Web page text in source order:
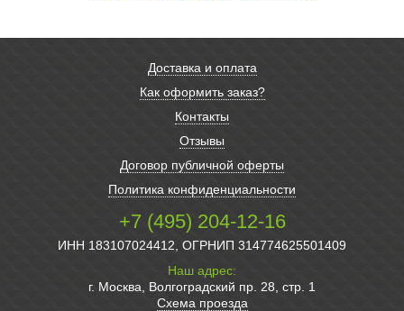
Доставка и оплата
Как оформить заказ?
Контакты
Отзывы
Договор публичной оферты
Политика конфиденциальности
+7 (495) 204-12-16
ИНН 183107024412, ОГРНИП 314774625501409
Наш адрес:
г. Москва, Волгоградский пр. 28, стр. 1
Схема проезда